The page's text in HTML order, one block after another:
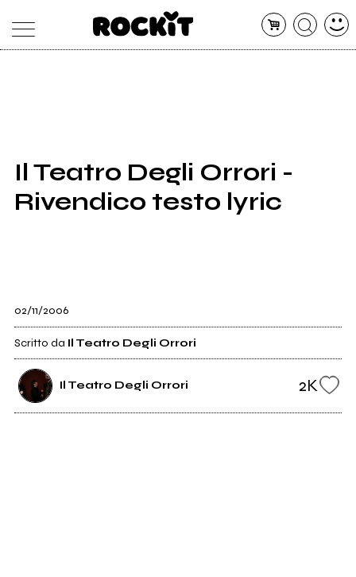
SHOP
RADIO
Il Teatro Degli Orrori -
Rivendico testo lyric
02/11/2006
Scritto da Il Teatro Degli Orrori
Il Teatro Degli Orrori 2K